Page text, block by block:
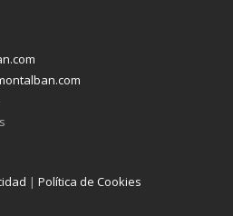
| Política de Cookies